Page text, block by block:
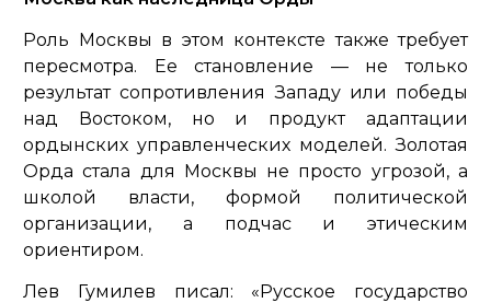
Роль Москвы в этом контексте также требует
пересмотра. Ее становление — не только
результат сопротивления Западу или победы
над Востоком, но и продукт адаптации
ордынских управленческих моделей. Золотая
Орда стала для Москвы не просто угрозой, а
школой власти, формой политической
организации, а подчас и этическим
ориентиром.
Лев Гумилев писал: «Русское государство